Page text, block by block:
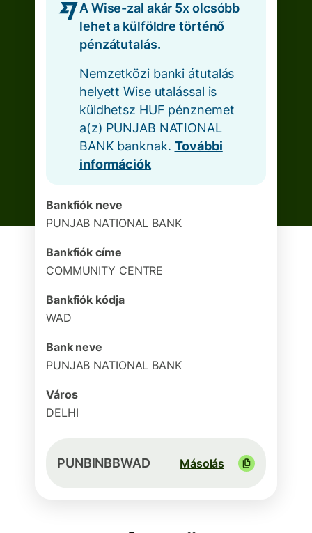
A Wise-zal akár 5x olcsóbb
lehet a külföldre történő
pénzátutalás.
Nemzetközi banki átutalás
helyett Wise utalással is
küldhetsz HUF pénznemet
a(z) PUNJAB NATIONAL
BANK banknak. További
információk
Bankfiók neve
PUNJAB NATIONAL BANK
Bankfiók címe
COMMUNITY CENTRE
Bankfiók kódja
WAD
Bank neve
PUNJAB NATIONAL BANK
Város
DELHI
PUNBINBBWAD Másolás